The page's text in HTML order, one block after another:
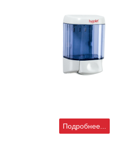
Подробнее...